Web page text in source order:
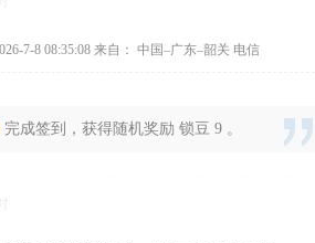
7-8 08:35:08 来自： 中国–广东–韶关 电信
完成签到，获得随机奖励 锁豆 9 。